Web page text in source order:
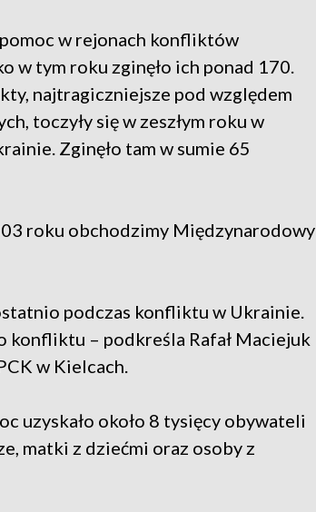
w rejonach konfliktów
w tym roku zginęło ich ponad 170.
najtragiczniejsze pod względem
toczyły się w zeszłym roku w
Zginęło tam w sumie 65
roku obchodzimy Międzynarodowy
podczas konfliktu w Ukrainie.
konfliktu – podkreśla Rafał Maciejuk
w Kielcach.
uzyskało około 8 tysięcy obywateli
matki z dziećmi oraz osoby z